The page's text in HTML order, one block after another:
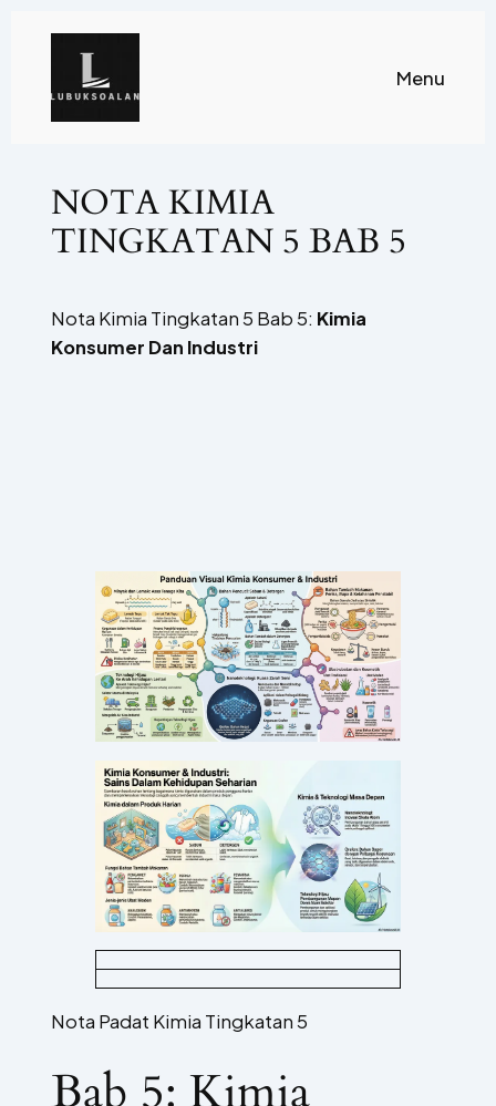
content
Menu
NOTA KIMIA
TINGKATAN 5 BAB 5
Nota Kimia Tingkatan 5 Bab 5: Kimia
Konsumer Dan Industri
Nota Padat Kimia Tingkatan 5
Bab 5: Kimia